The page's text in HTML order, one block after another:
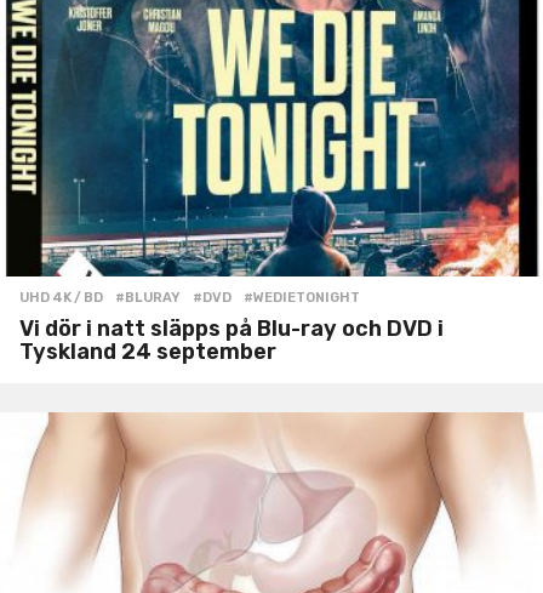
UHD 4K / BD #BLURAY ,#DVD ,#WEDIETONIGHT
Vi dör i natt släpps på Blu-ray och DVD i
Tyskland 24 september